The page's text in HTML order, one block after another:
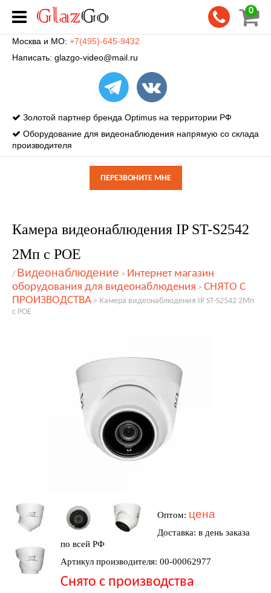
0
Москва и МО: +7(495)-645-9432
Написать: glazgo-video@mail.ru
Золотой партнер бренда Optimus на территории РФ
Оборудование для видеонаблюдения напрямую со склада
производителя
ПЕРЕЗВОНИТЕ МНЕ
Камера видеонаблюдения IP ST-S2542
2Мп с POE
/ Видеонаблюдение > Интернет магазин
оборудования для видеонаблюдения > СНЯТО С
ПРОИЗВОДСТВА > Камера видеонаблюдения IP ST-S2542 2Мп
с POE
Оптом: цена
Доставка: в день заказа
по всей РФ
Артикул производителя: 00-00062977
Снято с производства